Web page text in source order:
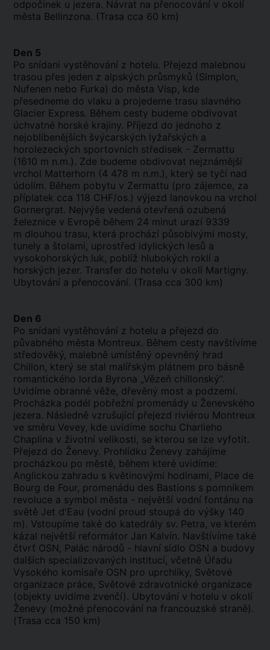
odpočinek u jezera. Návrat na přenocování v okolí
města Bellinzona. (Trasa cca 60 km)
Den 5
Po snídani vystěhování z hotelu. Přejezd malebnou
trasou přes jeden z alpských průsmyků (Simplon,
Nufenen nebo Furka) do města Visp, kde
přesedneme do vlaku a projedeme trasu slavného
Glacier Express. Během cesty budeme obdivovat
úchvatné horské krajiny. Příjezd do jednoho z
nejoblíbenějších švýcarských lyžařských a
horolezeckých sportovních středisek - Zermattu
(1610 m n.m.). Zde budeme obdivovat nejznámější
vrchol Matterhorn (4 478 m n.m.), který se tyčí nad
údolím. Během pobytu v Zermattu (pro zájemce, za
příplatek cca 118 CHF/os.) výjezd lanovkou na vrchol
Gornergrat. Nejvýše vedená otevřená ozubená
železnice v Evropě během 24 minut urazí 9339
m dlouhou trasu, která prochází působivými mosty,
tunely a štolami , uprostřed idylických lesů a
vysokohorských luk, poblíž hlubokých roklí a
horských jezer. Transfer do hotelu v okolí Martigny.
Ubytování a přenocování. (Trasa cca 300 km)
Den 6
Po snídani vystěhování z hotelu a přejezd do
půvabného města Montreux. Během cesty navštívíme
středověký, malebně umístěný opevněný hrad
Chillon, který se stal malířským plátnem pro básně
romantického lorda Byrona „Vězeň chillonský“.
Uvidíme obranné věže, dřevěný most a podzemí.
Procházka podél pobřežní promenády u Ženevského
jezera. Následně vzrušující přejezd riviérou Montreux
ve směru Vevey, kde uvidíme sochu Charlieho
Chaplina v životní velikosti, se kterou se lze vyfotit.
Přejezd do Ženevy. Prohlídku Ženevy zahájíme
procházkou po městě, během které uvidíme:
Anglickou zahradu s květinovými hodinami, Place de
Bourg de Four, promenádu des Bastions s pomníkem
revoluce a symbol města - největší vodní fontánu na
světě Jet d'Eau (vodní proud stoupá do výšky 140
m). Vstoupíme také do katedrály sv. Petra, ve kterém
kázal největší reformátor Jan Kalvín. Navštívíme také
čtvrť OSN, Palác národů - hlavní sídlo OSN a budovy
dalších specializovaných institucí, včetně Úřadu
Vysokého komisaře OSN pro uprchlíky, Světové
organizace práce, Světové zdravotnické organizace
(objekty uvidíme zvenčí). Ubytování v hotelu v okolí
Ženevy (možné přenocování na francouzské straně).
(Trasa cca 150 km)